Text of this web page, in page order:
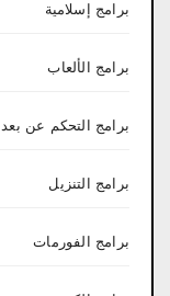
برامج إسلامية
برامج الألعاب
برامج التحكم عن بعد
برامج التنزيل
برامج الفورمات